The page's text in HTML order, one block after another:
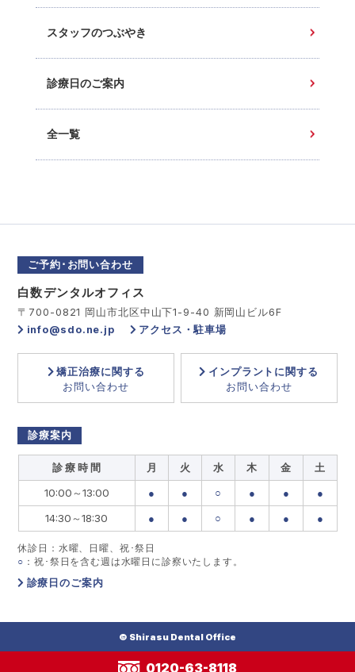
スタッフのつぶやき
診療日のご案内
全一覧
ご予約･お問い合わせ
白数デンタルオフィス
〒700-0821 岡山市北区中山下1-9-40 新岡山ビル6F
info@sdo.ne.jp
アクセス・駐車場
矯正治療に関する
お問い合わせ
インプラントに関する
お問い合わせ
診療案内
診 療 時 間 月 火 水 木 金
土
10:00～13:00
● ● ○ ● ●
●
14:30～18:30
● ● ○ ● ● ●
休診日：水曜、日曜、祝･祭日
○ ：祝･祭日を含む週は水曜日に診察いたします。
診療日のご案内
© Shirasu Dental Office
0120-63-8118